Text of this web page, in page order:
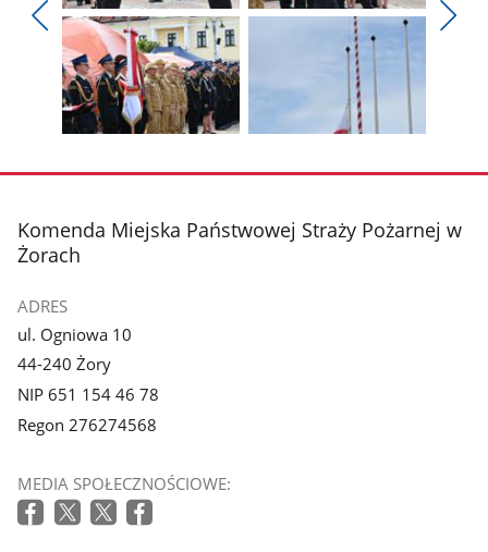
Pokaż
poprzednie
zdjęcia
Pokaż
zdjęcie
1
z
galerii.
Pokaż
galerii.
zdjęcie
galerii.
zdjęcie
galerii.
stopka
Komenda Miejska Państwowej Straży Pożarnej w
Żorach
ADRES
ul. Ogniowa 10
44-240 Żory
NIP 651 154 46 78
Regon 276274568
MEDIA SPOŁECZNOŚCIOWE: